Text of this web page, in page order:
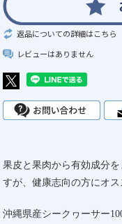
返品についての詳細はこちら
レビューはありません
果皮と果肉から有効成分
すが、健康志向の方にオス
沖縄県産シークヮーサー